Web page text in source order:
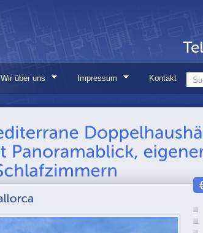
Wir über uns Impressum Kontakt